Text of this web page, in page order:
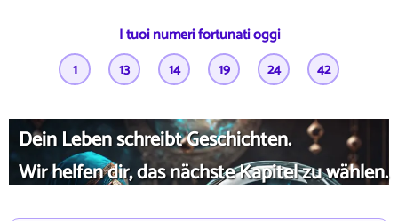
I tuoi numeri fortunati oggi
1 13 14 19 24 42
Dein Leben schreibt Geschichten.
Wir helfen dir, das nächste Kapitel zu wählen.